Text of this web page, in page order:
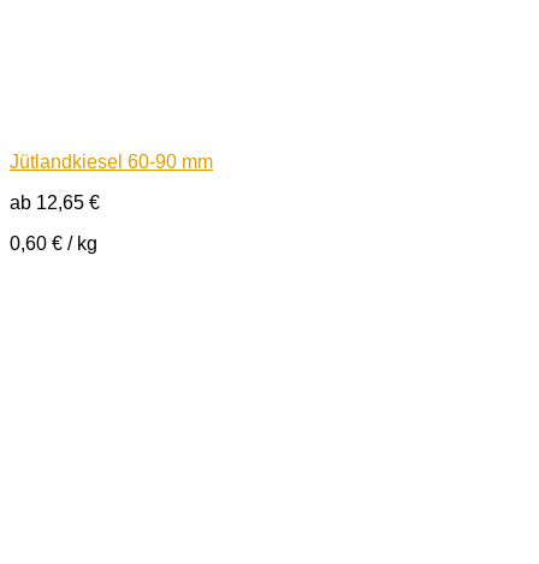
Jütlandkiesel 60-90 mm
ab 12,65 €
0,60 € / kg